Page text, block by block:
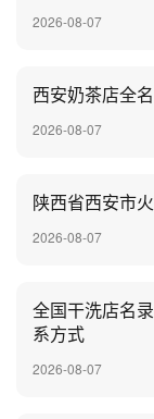
2026-08-07
西安奶茶店全
2026-08-07
陕西省西安市
2026-08-07
全国干洗店名
系方式
2026-08-07